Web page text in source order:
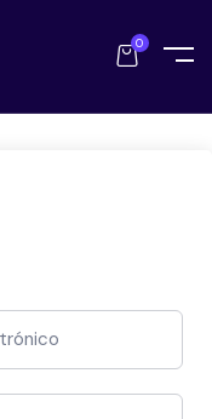
0